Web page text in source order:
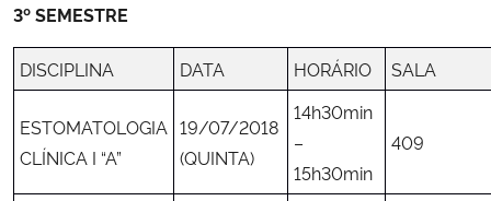
Ministério da Mulher, da Família e dos Direitos Humanos
Secretaria-Geral
3º SEMESTRE
DISCIPLINA DATA HORÁRIO SALA
ESTOMATOLOGIA
CLÍNICA I “A”
19/07/2018
(QUINTA)
14h30min
–
15h30min
409